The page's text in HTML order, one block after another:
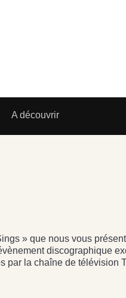
A découvrir
» que nous vous
discographique
par la chaîne de télévision